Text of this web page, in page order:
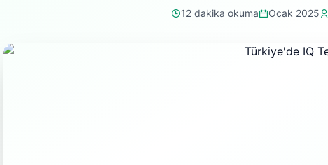
12 dakika okuma Ocak 2025